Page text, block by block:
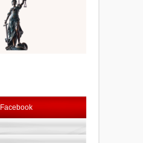
Facebook